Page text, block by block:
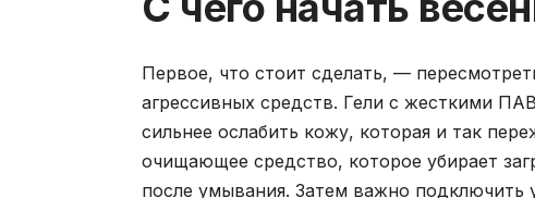
Первое, что стоит сделать, —
агрессивных средств. Гели с жесткими
сильнее ослабить кожу, которая и так
очищающее средство, которое убирает
после умывания. Затем важно